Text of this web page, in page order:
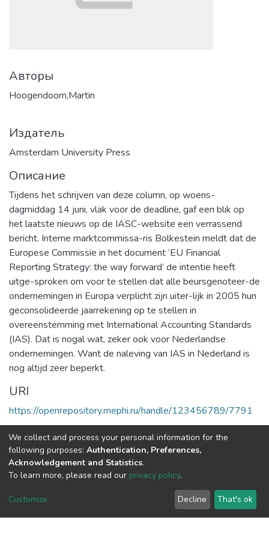
Авторы
Hoogendoorn,Martin
Издатель
Amsterdam University Press
Описание
Tijdens het schrijven van deze column, op woens-
dagmiddag 14 juni, vlak voor de deadline, gaf een blik op
het laatste nieuws op de IASC-website een verrassend
bericht. Interne marktcommissa-ris Bolkestein meldt dat de
Europese Commissie in het document ‘EU Financial
Reporting Strategy: the way forward’ de intentie heeft
uitge-sproken om voor te stellen dat alle beursgenoteer-de
ondernemingen in Europa verplicht zijn uiter-lijk in 2005 hun
geconsolideerde jaarrekening op te stellen in
overeenstemming met International Accounting Standards
(IAS). Dat is nogal wat, zeker ook voor Nederlandse
ondernemingen. Want de naleving van IAS in Nederland is
nog altijd zeer beperkt.
URI
https://openrepository.mephi.ru/handle/123456789/7791
Коллекции
Полная страница элемента
DSpace software copyright © 2002-2026 LYRASIS
Соглашение с
Отправить
We collect and process your personal information for the
following purposes: Authentication, Preferences,
Acknowledgement and Statistics.
To learn more, please read our privacy policy.
Customize Decline That's ok